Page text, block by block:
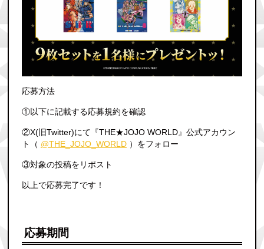
応募方法
①以下に記載する応募規約を確認
②X(旧Twitter)にて『THE★JOJO WORLD』公式アカウン
ト（ @THE_JOJO_WORLD）をフォロー
③対象の投稿をリポスト
以上で応募完了です！
応募期間